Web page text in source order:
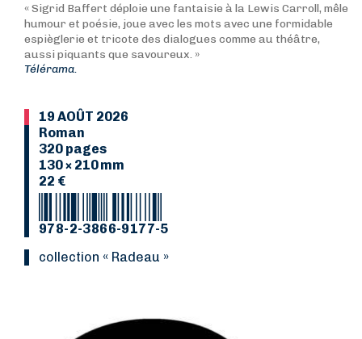
« Sigrid Baffert déploie une fantaisie à la Lewis Carroll, mêle
humour et poésie, joue avec les mots avec une formidable
espièglerie et tricote des dialogues comme au théâtre,
aussi piquants que savoureux. »
Télérama.
19 AOÛT 2026
Roman
320 pages
130 × 210 mm
22 €
978-2-3866-9177-5
collection « Radeau »